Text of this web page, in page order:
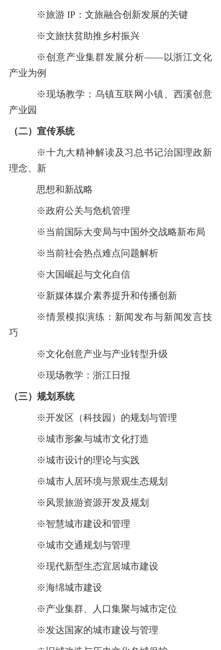
※旅游 IP：文旅融合创新发展的关键
※文旅扶贫助推乡村振兴
※创意产业集群发展分析——以浙江文化
产业为例
※现场教学：乌镇互联网小镇、西溪创意
产业园
（二） 宣传系统
※十九大精神解读及习总书记治国理政新
理念、新
思想和新战略
※政府公关与危机管理
※当前国际大变局与中国外交战略新布局
※当前社会热点难点问题解析
※大国崛起与文化自信
※新媒体媒介素养提升和传播创新
※情景模拟演练：新闻发布与新闻发言技
巧
※文化创意产业与产业转型升级
※现场教学：浙江日报
（三）规划系统
※开发区（科技园）的规划与管理
※城市形象与城市文化打造
※城市设计的理论与实践
※城市人居环境与景观生态规划
※风景旅游资源开发及规划
※智慧城市建设和管理
※城市交通规划与管理
※现代新型生态宜居城市建设
※海绵城市建设
※产业集群、人口集聚与城市定位
※发达国家的城市建设与管理